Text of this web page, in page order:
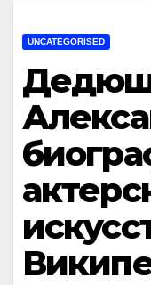
UNCATEGORISED